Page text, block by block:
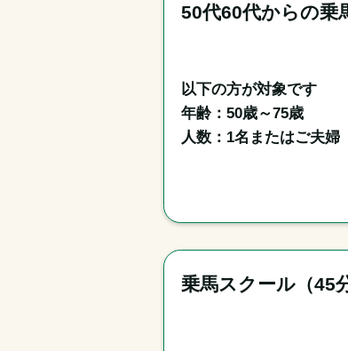
50代60代からの乗
以下の方が対象です
年齢：50歳～75歳
人数：1名またはご夫婦
乗馬スクール（45